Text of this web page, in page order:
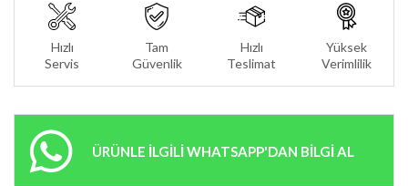
Hızlı
Servis
Tam
Güvenlik
Hızlı
Teslimat
Yüksek
Verimlilik
ÜRÜNLE İLGİLİ WHATSAPP'DAN BİLGİ AL